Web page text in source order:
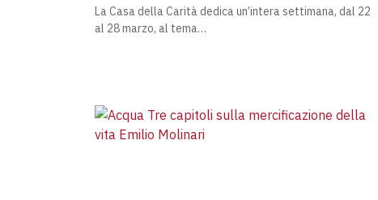
La Casa della Carità dedica un’intera settimana, dal 22
al 28 marzo, al tema…